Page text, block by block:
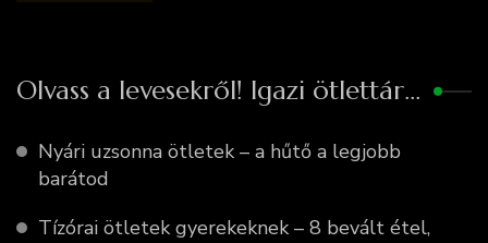
Olvass a levesekről! Igazi ötlettár…
Nyári uzsonna ötletek – a hűtő a legjobb
barátod
Tízórai ötletek gyerekeknek – 8 bevált étel,